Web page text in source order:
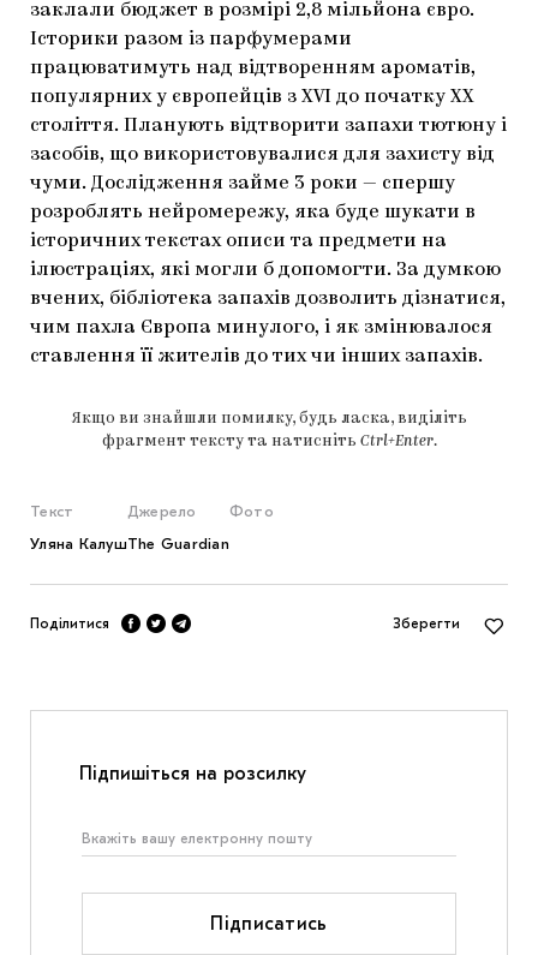
заклали бюджет в розмірі 2,8 мільйона євро.
Історики разом із парфумерами
працюватимуть над відтворенням ароматів,
популярних у європейців з XVI до початку XX
століття. Планують відтворити запахи тютюну і
засобів, що використовувалися для захисту від
чуми. Дослідження займе 3 роки — спершу
розроблять нейромережу, яка буде шукати в
історичних текстах описи та предмети на
ілюстраціях, які могли б допомогти. За думкою
вчених, бібліотека запахів дозволить дізнатися,
чим пахла Європа минулого, і як змінювалося
ставлення її жителів до тих чи інших запахів.
Якщо ви знайшли помилку, будь ласка, виділіть
фрагмент тексту та натисніть Ctrl+Enter.
Текст
Уляна Калуш
Джерело
The Guardian
Фото
Поділитися Зберегти
Підпишіться на розсилку
Підписатись